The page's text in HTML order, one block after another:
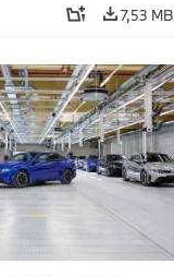
7,53 MB